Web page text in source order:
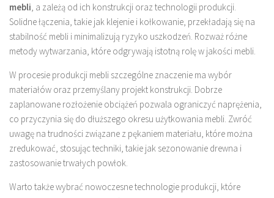
mebli , a zależą od ich konstrukcji oraz technologii produkcji.
Solidne łączenia, takie jak klejenie i kołkowanie, przekładają się na
stabilność mebli i minimalizują ryzyko uszkodzeń. Rozważ różne
metody wytwarzania, które odgrywają istotną rolę w jakości mebli.
W procesie produkcji mebli szczególne znaczenie ma wybór
materiałów oraz przemyślany projekt konstrukcji. Dobrze
zaplanowane rozłożenie obciążeń pozwala ograniczyć naprężenia,
co przyczynia się do dłuższego okresu użytkowania mebli. Zwróć
uwagę na trudności związane z pękaniem materiału, które można
zredukować, stosując techniki, takie jak sezonowanie drewna i
zastosowanie trwałych powłok.
Warto także wybrać nowoczesne technologie produkcji, które